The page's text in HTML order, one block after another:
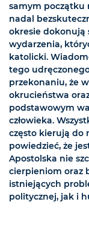
samym początku
nadal
okresie dokonują
wydarzenia,
katolicki.
tego
przekonaniu, że
okrucieństwa
podstawowym
człowieka.
często kierują do
powiedzieć, że
Apostolska nie
cierpieniom oraz
istniejących
politycznej, jak i